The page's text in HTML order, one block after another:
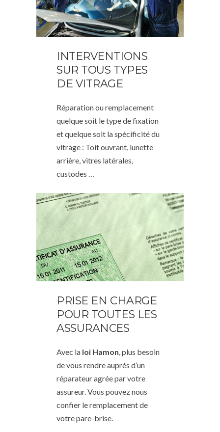
INTERVENTIONS
SUR TOUS TYPES
DE VITRAGE
Réparation ou remplacement
quelque soit le type de fixation
et quelque soit la spécificité du
vitrage : Toit ouvrant, lunette
arrière, vitres latérales,
custodes …
PRISE EN CHARGE
POUR TOUTES LES
ASSURANCES
Avec la loi Hamon, plus besoin
de vous rendre auprès d’un
réparateur agrée par votre
assureur. Vous pouvez nous
confier le remplacement de
votre pare-brise.